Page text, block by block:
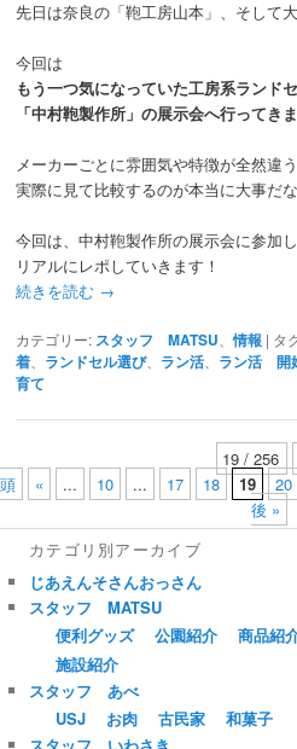
先日は奈良の「鞄工房山本」、そして
今回は
もう一つ気になっていた工房系ランド
「中村鞄製作所 」の展示会へ行ってき
メーカーごとに雰囲気や特徴が全然違う
実際に見て比較するのが本当に大事だ
今回は、中村鞄製作所の展示会に参加
リアルにレポしていきます！
続きを読む →
カテゴリー: スタッフ MATSU 、情報 | タ
着
ランドセル選び、 ラン活 ラン活 開
育て
19 / 256
頭
« ... 10 ... 17 18 19 20
後 »
カテゴリ別アーカイブ
じあえんそさんおっさん
スタッフ MATSU
便利グッズ
公園紹介 商品紹
施設紹介
スタッフ あべ
USJ
お肉 古民家
和菓子